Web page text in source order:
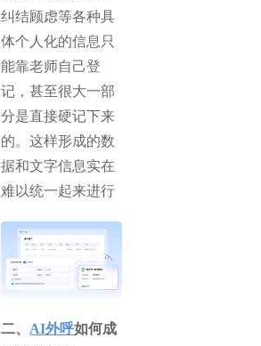
纠结顾虑等各种具
体个人化的信息只
能靠老师自己登
记，甚至很大一部
分是直接硬记下来
的。这样形成的数
据和文字信息实在
难以统一起来进行
二、AI外呼如何成